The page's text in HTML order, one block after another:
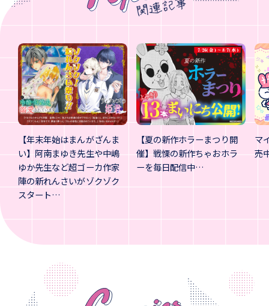
【年末年始はまんがざんま
い】阿南まゆき先生や中嶋
ゆか先生など超ゴーカ作家
陣の新れんさいがゾクゾク
スタート…
【夏の新作ホラーまつり開
催】戦慄の新作ちゃおホラ
ーを毎日配信中…
マ
売